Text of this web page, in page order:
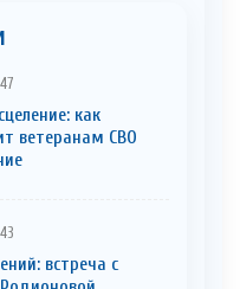
как
ветеранам СВО
встреча с